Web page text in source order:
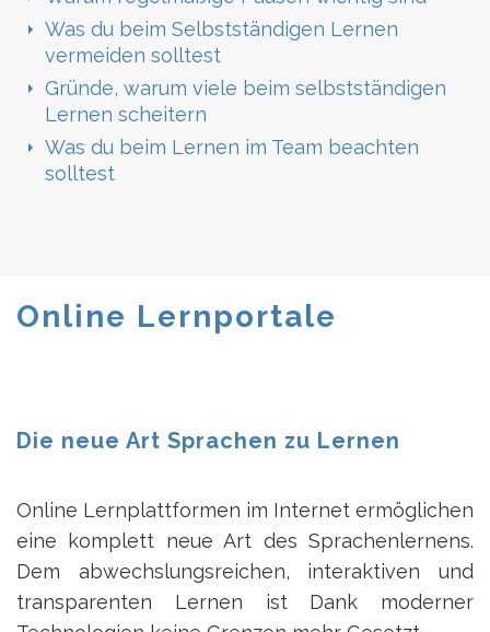
Was du beim Selbstständigen Lernen
vermeiden solltest
Gründe, warum viele beim selbstständigen
Lernen scheitern
Was du beim Lernen im Team beachten
solltest
Online Lernportale
Die neue Art Sprachen zu Lernen
Online Lernplattformen im Internet ermöglichen
eine komplett neue Art des Sprachenlernens.
Dem abwechslungsreichen, interaktiven und
transparenten Lernen ist Dank moderner